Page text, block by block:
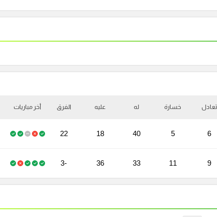
تعادل خسارة له عليه الفرق أخر مباريات
6
5
40
18
22
9
11
33
36
-3